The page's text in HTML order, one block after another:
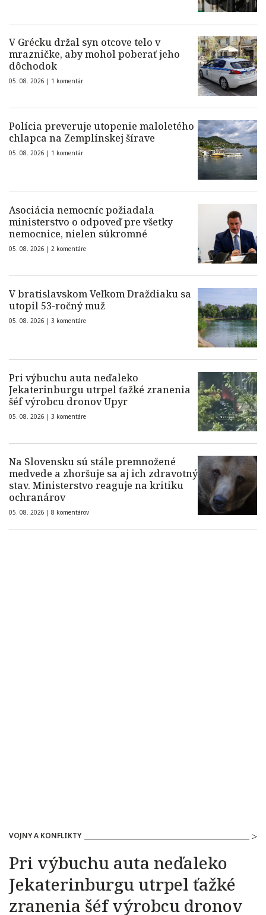
V Grécku držal syn otcove telo v
mrazničke, aby mohol poberať jeho
dôchodok
05. 08. 2026 | 1 komentár
Polícia preveruje utopenie maloletého
chlapca na Zemplínskej šírave
05. 08. 2026 | 1 komentár
Asociácia nemocníc požiadala
ministerstvo o odpoveď pre všetky
nemocnice, nielen súkromné
05. 08. 2026 | 2 komentáre
V bratislavskom Veľkom Draždiaku sa
utopil 53-ročný muž
05. 08. 2026 | 3 komentáre
Pri výbuchu auta neďaleko
Jekaterinburgu utrpel ťažké zranenia
šéf výrobcu dronov Upyr
05. 08. 2026 | 3 komentáre
Na Slovensku sú stále premnožené
medvede a zhoršuje sa aj ich zdravotný
stav. Ministerstvo reaguje na kritiku
ochranárov
05. 08. 2026 | 8 komentárov
VOJNY A KONFLIKTY
Pri výbuchu auta neďaleko
Jekaterinburgu utrpel ťažké
zranenia šéf výrobcu dronov